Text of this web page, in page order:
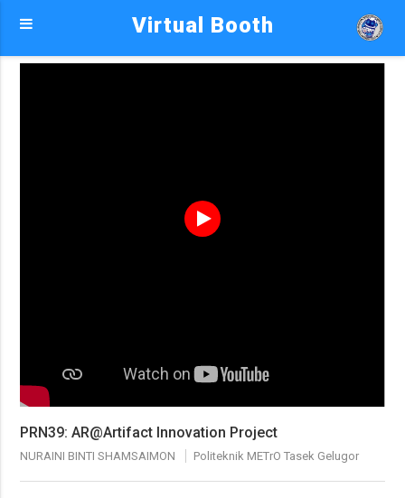
Virtual Booth
PRN39: AR@Artifact Innovation Project
NURAINI BINTI SHAMSAIMON Politeknik METrO Tasek Gelugor